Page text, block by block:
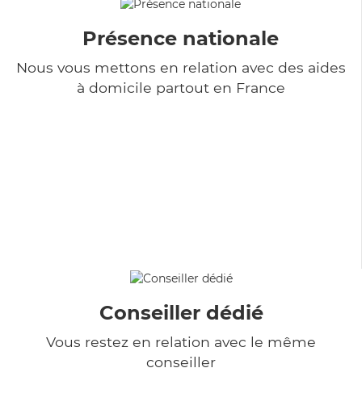
Présence nationale
Nous vous mettons en relation avec des aides
à domicile partout en France
Conseiller dédié
Vous restez en relation avec le même
conseiller